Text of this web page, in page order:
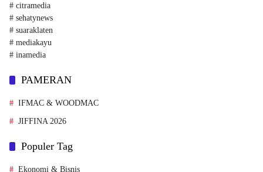
# citramedia
# sehatynews
# suaraklaten
# mediakayu
# inamedia
PAMERAN
IFMAC & WOODMAC
JIFFINA 2026
Populer Tag
Ekonomi & Bisnis